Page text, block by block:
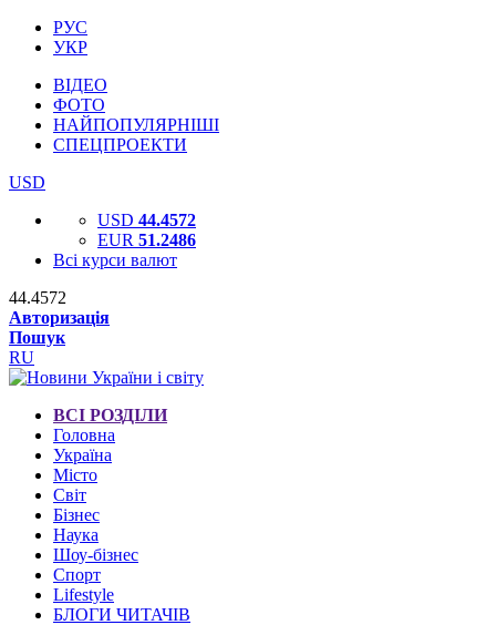
РУС
УКР
ВІДЕО
ФОТО
НАЙПОПУЛЯРНІШІ
СПЕЦПРОЕКТИ
USD
USD 44.4572
EUR 51.2486
Всі курси валют
44.4572
Авторизація
Пошук
RU
ВСІ РОЗДІЛИ
Головна
Україна
Місто
Світ
Бізнес
Наука
Шоу-бізнес
Спорт
Lifestyle
БЛОГИ ЧИТАЧІВ